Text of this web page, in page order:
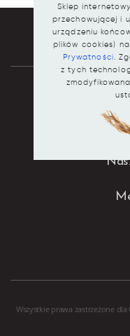
Sklep
przechowującej i
urządzeniu
plików cookies)
Prywatności.
z tych
Wszystkie prawa zastrzeżone